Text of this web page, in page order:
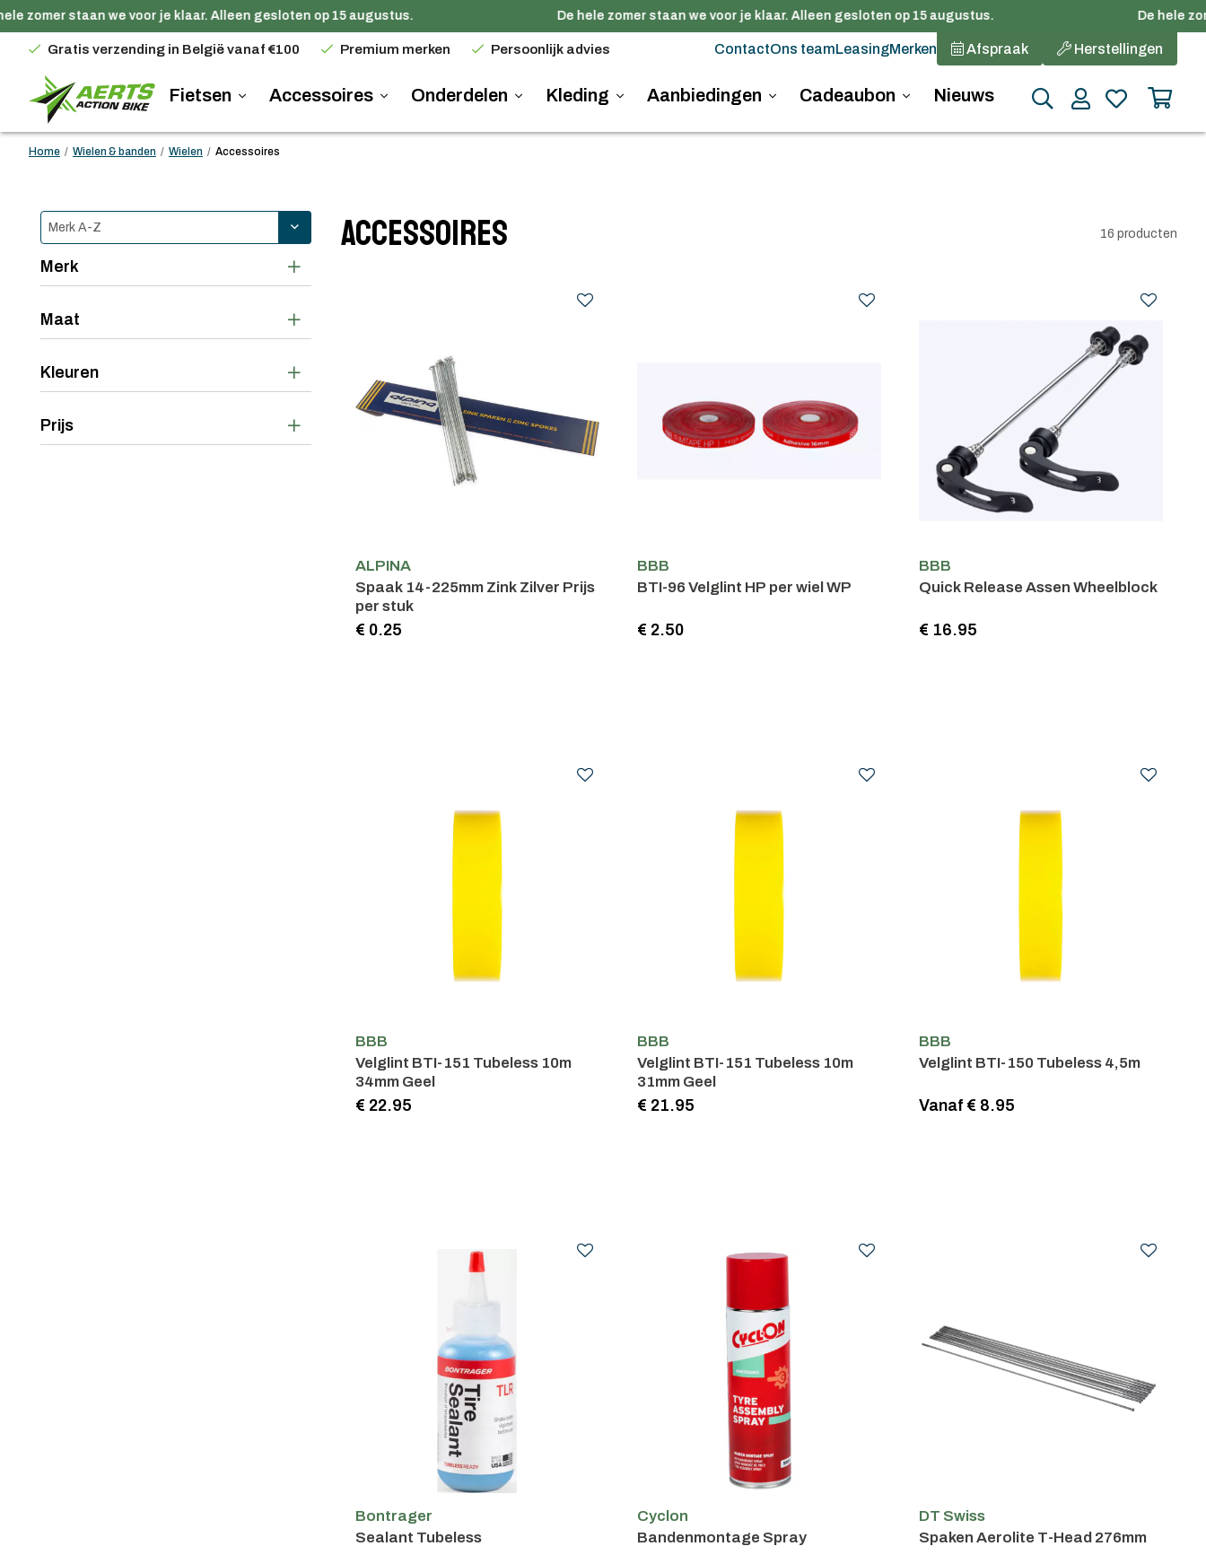
zomer staan we voor je klaar. Alleen gesloten op 15 augustus. De hele zomer staan we voor je klaar. Alleen gesloten op 15 augustus. De hele
Gratis verzending in België vanaf €100 Premium merken Persoonlijk advies ContactOns teamLeasingMerken Afspraak Herstellingen
Fietsen Accessoires Onderdelen Kleding Aanbiedingen Cadeaubon Nieuws
Home / Wielen & banden / Wielen / Accessoires
Merk
Maat
Kleuren
Prijs
Accessoires 16 producten
ALPINA
Spaak 14-225mm Zink Zilver Prijs
per stuk
€ 0.25
BBB
BTI-96 Velglint HP per wiel WP
€ 2.50
BBB
Quick Release Assen Wheelblock
€ 16.95
BBB
Velglint BTI-151 Tubeless 10m
34mm Geel
€ 22.95
BBB
Velglint BTI-151 Tubeless 10m
31mm Geel
€ 21.95
BBB
Velglint BTI-150 Tubeless 4,5m
Vanaf € 8.95
Bontrager
Sealant Tubeless
Cyclon
Bandenmontage Spray
DT Swiss
Spaken Aerolite T-Head 276mm